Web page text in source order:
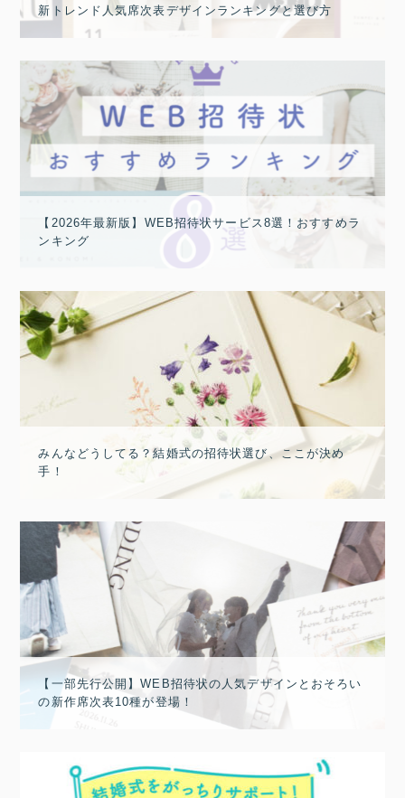
新トレンド人気席次表デザインランキングと選び方
【2026年最新版】WEB招待状サービス8選！おすすめラ
ンキング
みんなどうしてる？結婚式の招待状選び、ここが決め
手！
【一部先行公開】WEB招待状の人気デザインとおそろい
の新作席次表10種が登場！